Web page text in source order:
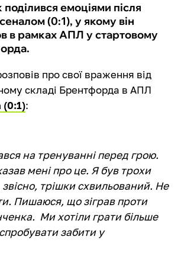
емоціями після
(0:1), у якому він
в рамках АПЛ у стартовому
про свої враження від
складі Брентфорда в АПЛ
(0:1):
на тренуванні перед грою.
мені про це. Я був трохи
трішки схвильований. Не
Пишаюся, що зіграв проти
Ми хотіли грати більше
забити у